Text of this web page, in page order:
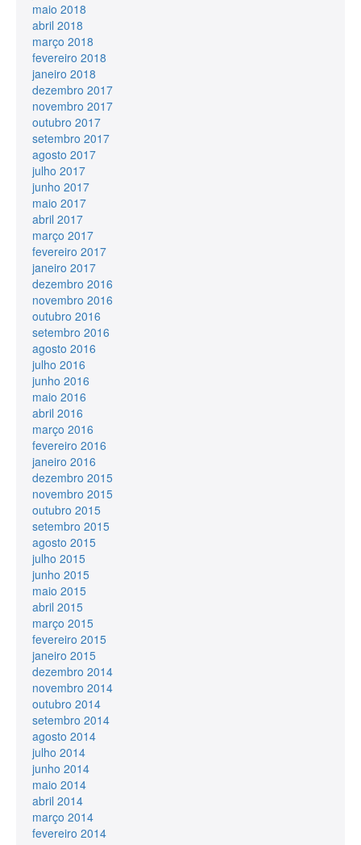
maio 2018
abril 2018
março 2018
fevereiro 2018
janeiro 2018
dezembro 2017
novembro 2017
outubro 2017
setembro 2017
agosto 2017
julho 2017
junho 2017
maio 2017
abril 2017
março 2017
fevereiro 2017
janeiro 2017
dezembro 2016
novembro 2016
outubro 2016
setembro 2016
agosto 2016
julho 2016
junho 2016
maio 2016
abril 2016
março 2016
fevereiro 2016
janeiro 2016
dezembro 2015
novembro 2015
outubro 2015
setembro 2015
agosto 2015
julho 2015
junho 2015
maio 2015
abril 2015
março 2015
fevereiro 2015
janeiro 2015
dezembro 2014
novembro 2014
outubro 2014
setembro 2014
agosto 2014
julho 2014
junho 2014
maio 2014
abril 2014
março 2014
fevereiro 2014